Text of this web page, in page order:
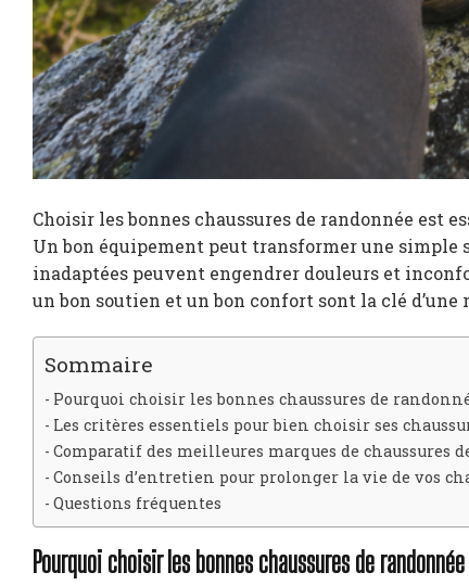
Choisir les bonnes chaussures de randonnée est
Un bon équipement peut transformer une simple
inadaptées peuvent engendrer douleurs et
un bon soutien et un bon confort sont la clé d’une
Sommaire
Pourquoi choisir les bonnes chaussures de
Les critères essentiels pour bien choisir ses
Comparatif des meilleures marques de chaussures
Conseils d’entretien pour prolonger la vie de vos
Questions fréquentes
Pourquoi choisir les bonnes chaussures de